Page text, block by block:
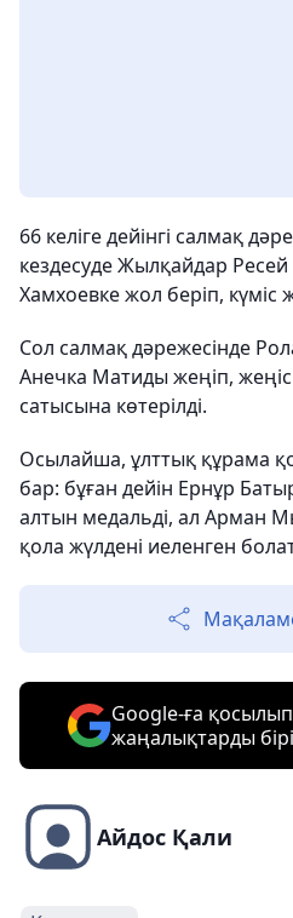
66 келіге дейінгі салмақ
кездесуде Жылқайдар
Хамхоевке жол беріп, күміс
Сол салмақ дәрежесінде
Анечка Матиды жеңіп,
сатысына көтерілді.
Осылайша, ұлттық құрама
бар: бұған дейін Ернұр
алтын медальді, ал Арман
қола жүлдені иеленген
Google-ға
жаңалықтарды
Айдос Қали